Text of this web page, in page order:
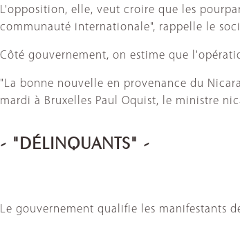
L'opposition, elle, veut croire que les
communauté internationale", rappelle le
Côté gouvernement, on estime que
"La bonne nouvelle en provenance du
mardi à Bruxelles Paul Oquist, le ministre
- "DÉLINQUANTS" -
Le gouvernement qualifie les manifestants